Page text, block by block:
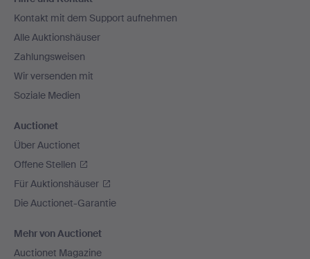
Navigation
Kontakt mit dem Support aufnehmen
Alle Auktionshäuser
Zahlungsweisen
Wir versenden mit
Soziale Medien
Auctionet
Über Auctionet
Offene Stellen
Für Auktionshäuser
Die Auctionet-Garantie
Mehr von Auctionet
Auctionet Magazine